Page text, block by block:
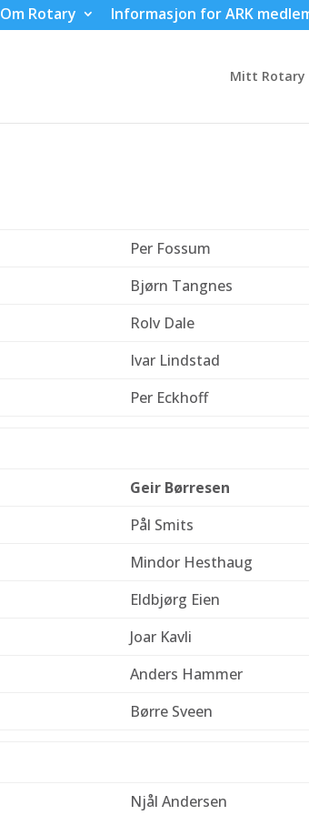
Om Rotary Informasjon for ARK
Mitt Rotary
Per Fossum
Bjørn Tangnes
Rolv Dale
Ivar Lindstad
Per Eckhoff
Geir Børresen
Pål Smits
Mindor Hesthaug
Eldbjørg Eien
Joar Kavli
Anders Hammer
Børre Sveen
Njål Andersen